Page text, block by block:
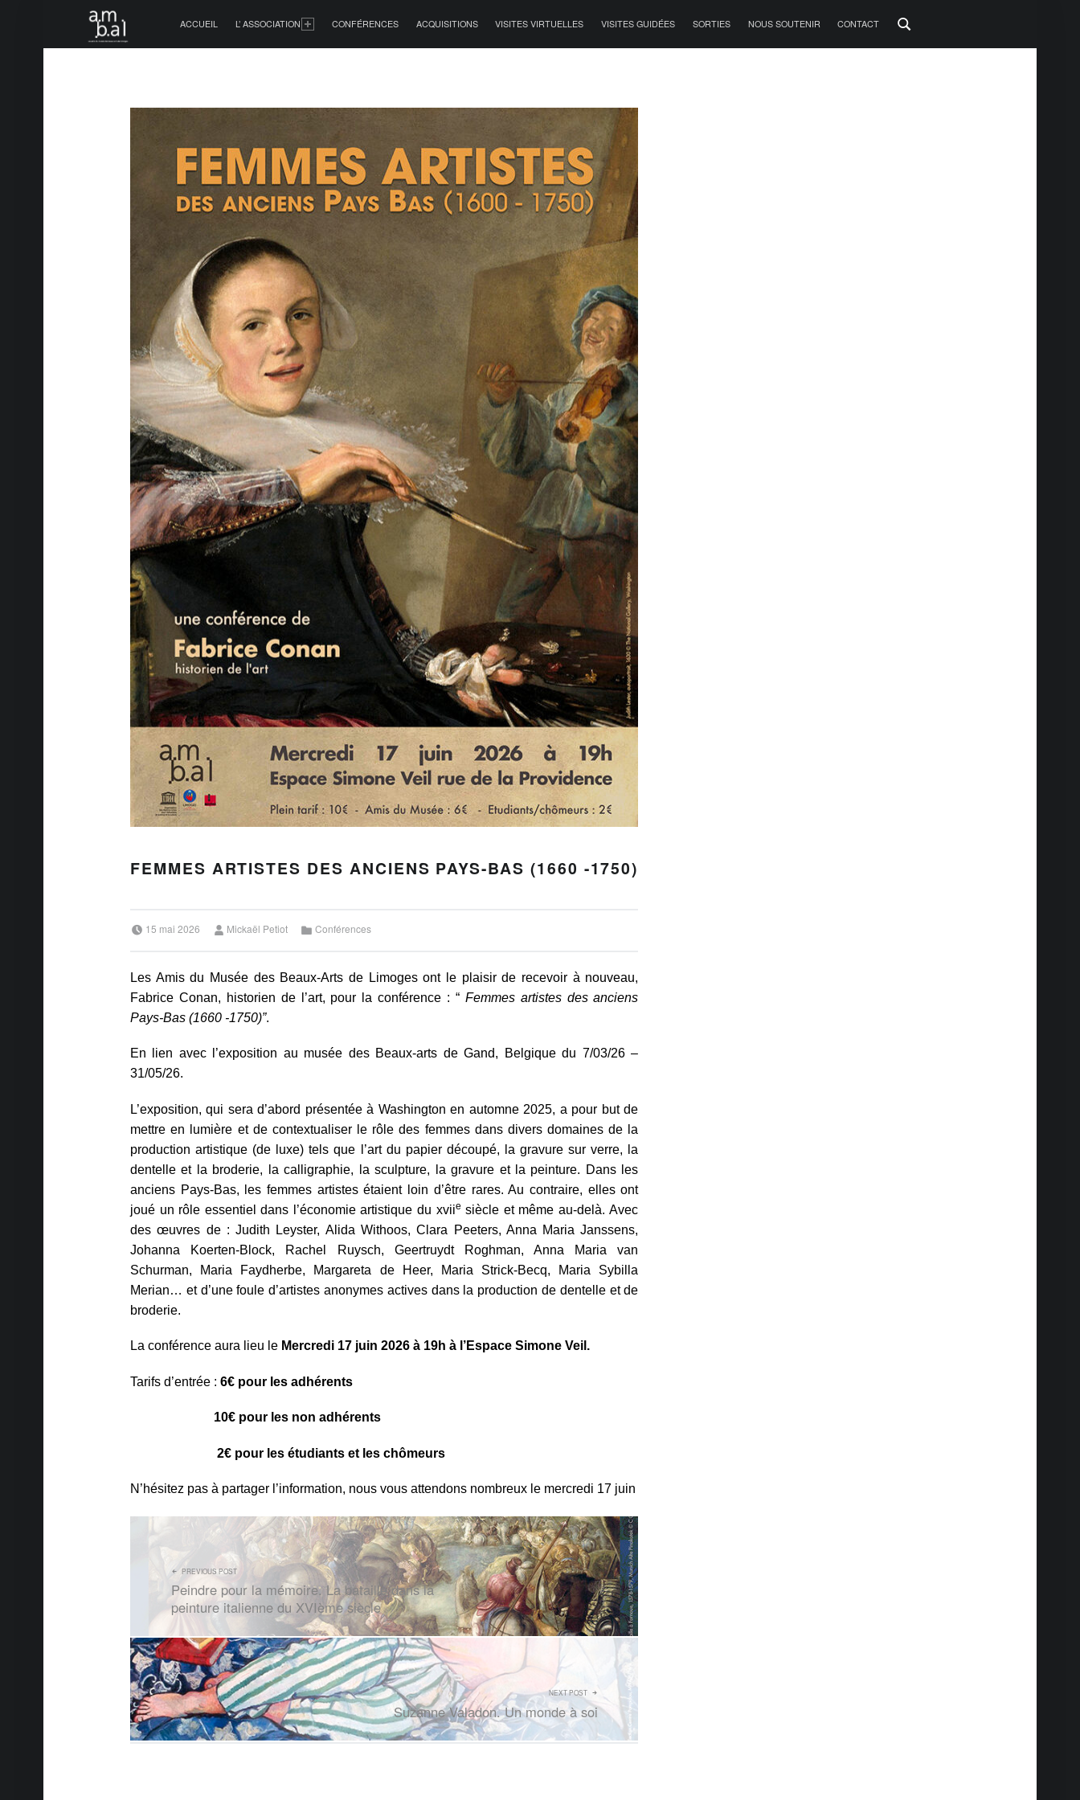
ACCUEIL L’ ASSOCIATION CONFÉRENCES ACQUISITIONS VISITES VIRTUELLES VISITES GUIDÉES SORTIES NOUS SOUTENIR CONTACT
FEMMES ARTISTES DES ANCIENS PAYS-BAS (1660 -1750)
15 mai 2026 Mickaël Petiot Conférences
Les Amis du Musée des Beaux-Arts de Limoges ont le plaisir de recevoir à nouveau,
Fabrice Conan, historien de l’art, pour la conférence : “ Femmes artistes des anciens
Pays-Bas (1660 -1750)”.
En lien avec l’exposition au musée des Beaux-arts de Gand, Belgique du 7/03/26 –
31/05/26.
L’exposition, qui sera d’abord présentée à Washington en automne 2025, a pour but de
mettre en lumière et de contextualiser le rôle des femmes dans divers domaines de la
production artistique (de luxe) tels que l’art du papier découpé, la gravure sur verre, la
dentelle et la broderie, la calligraphie, la sculpture, la gravure et la peinture. Dans les
anciens Pays-Bas, les femmes artistes étaient loin d’être rares. Au contraire, elles ont
joué un rôle essentiel dans l’économie artistique du xviie siècle et même au-delà. Avec
des œuvres de : Judith Leyster, Alida Withoos, Clara Peeters, Anna Maria Janssens,
Johanna Koerten-Block, Rachel Ruysch, Geertruydt Roghman, Anna Maria van
Schurman, Maria Faydherbe, Margareta de Heer, Maria Strick-Becq, Maria Sybilla
Merian… et d’une foule d’artistes anonymes actives dans la production de dentelle et de
broderie.
La conférence aura lieu le Mercredi 17 juin 2026 à 19h à l’Espace Simone Veil.
Tarifs d’entrée : 6€ pour les adhérents
10€ pour les non adhérents
2€ pour les étudiants et les chômeurs
N’hésitez pas à partager l’information, nous vous attendons nombreux le mercredi 17 juin
NAVIGATION DE L’ARTICLE
PREVIOUS POST
Peindre pour la mémoire. La bataille dans la
peinture italienne du XVIème siècle
NEXT POST
Suzanne Valadon. Un monde à soi